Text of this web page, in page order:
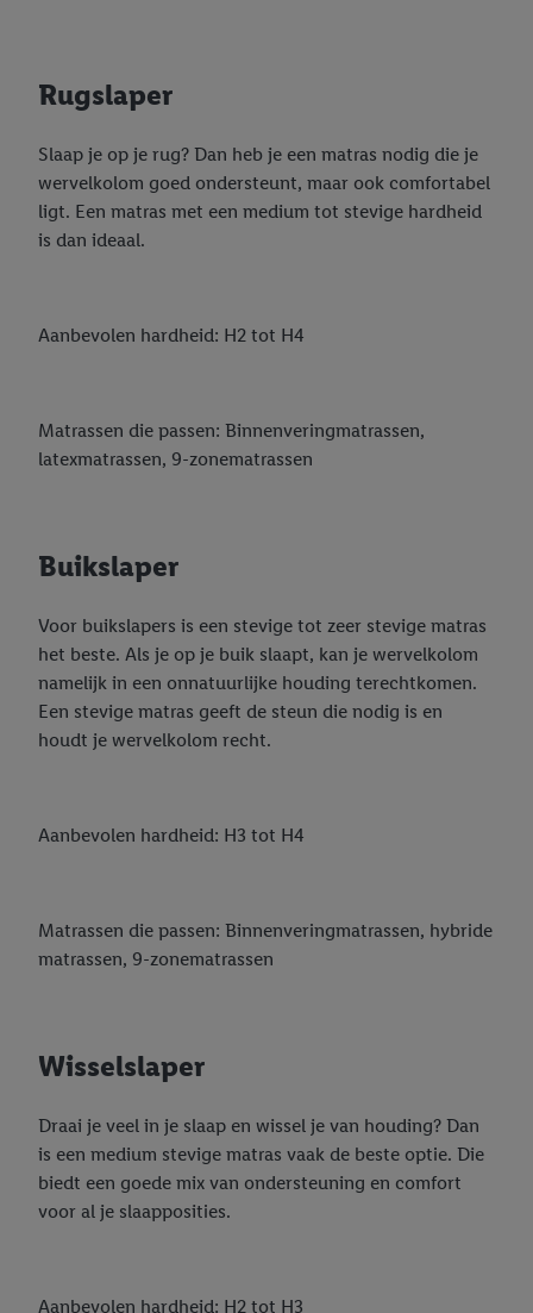
Rugslaper
Slaap je op je rug? Dan heb je een matras nodig die je
wervelkolom goed ondersteunt, maar ook comfortabel
ligt. Een matras met een medium tot stevige hardheid
is dan ideaal.
Aanbevolen hardheid: H2 tot H4
Matrassen die passen: Binnenveringmatrassen,
latexmatrassen, 9-zonematrassen
Buikslaper
Voor buikslapers is een stevige tot zeer stevige matras
het beste. Als je op je buik slaapt, kan je wervelkolom
namelijk in een onnatuurlijke houding terechtkomen.
Een stevige matras geeft de steun die nodig is en
houdt je wervelkolom recht.
Aanbevolen hardheid: H3 tot H4
Matrassen die passen: Binnenveringmatrassen, hybride
matrassen, 9-zonematrassen
Wisselslaper
Draai je veel in je slaap en wissel je van houding? Dan
is een medium stevige matras vaak de beste optie. Die
biedt een goede mix van ondersteuning en comfort
voor al je slaapposities.
Aanbevolen hardheid: H2 tot H3